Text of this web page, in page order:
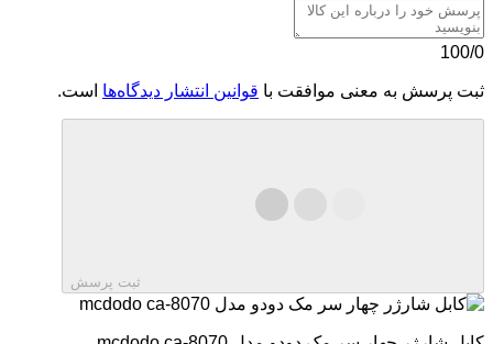
100/0
ثبت پرسش به معنی موافقت با قوانین انتشار دیدگاه‌ها است.
ثبت پرسش